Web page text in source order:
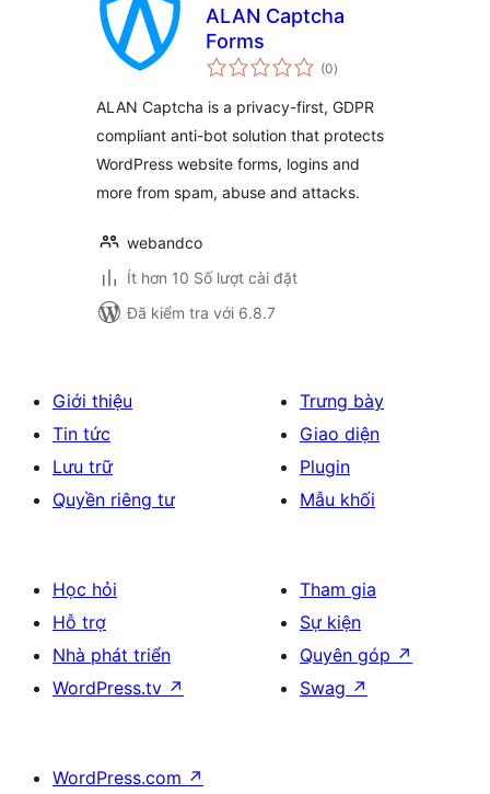
ALAN Captcha
Forms
(0tổng
đánh
)
ALAN Captcha is a privacy-first, GDPR
compliant anti-bot solution that protects
WordPress website forms, logins and
more from spam, abuse and attacks.
webandco
Ít hơn 10 Số lượt cài đặt
Đã kiểm tra với 6.8.7
Giới thiệu
Tin tức
Lưu trữ
Quyền riêng tư
Trưng bày
Giao diện
Plugin
Mẫu khối
Học hỏi
Hỗ trợ
Nhà phát triển
WordPress.tv ↗
Tham gia
Sự kiện
Quyên góp ↗
Swag ↗
WordPress.com ↗